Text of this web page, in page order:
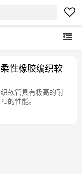
性橡胶编织软
软管具有极高的耐
的性能。